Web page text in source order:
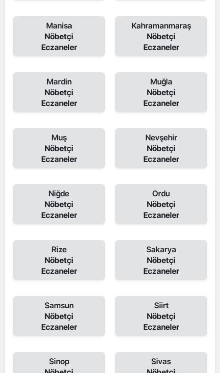
Manisa
Nöbetçi
Eczaneler
Kahramanmaraş
Nöbetçi
Eczaneler
Mardin
Nöbetçi
Eczaneler
Muğla
Nöbetçi
Eczaneler
Muş
Nöbetçi
Eczaneler
Nevşehir
Nöbetçi
Eczaneler
Niğde
Nöbetçi
Eczaneler
Ordu
Nöbetçi
Eczaneler
Rize
Nöbetçi
Eczaneler
Sakarya
Nöbetçi
Eczaneler
Samsun
Nöbetçi
Eczaneler
Siirt
Nöbetçi
Eczaneler
Sinop
Sivas